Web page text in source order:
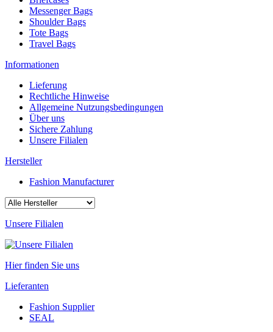
Messenger Bags
Shoulder Bags
Tote Bags
Travel Bags
Informationen
Lieferung
Rechtliche Hinweise
Allgemeine Nutzungsbedingungen
Über uns
Sichere Zahlung
Unsere Filialen
Hersteller
Fashion Manufacturer
Unsere Filialen
Hier finden Sie uns
Lieferanten
Fashion Supplier
SEAL